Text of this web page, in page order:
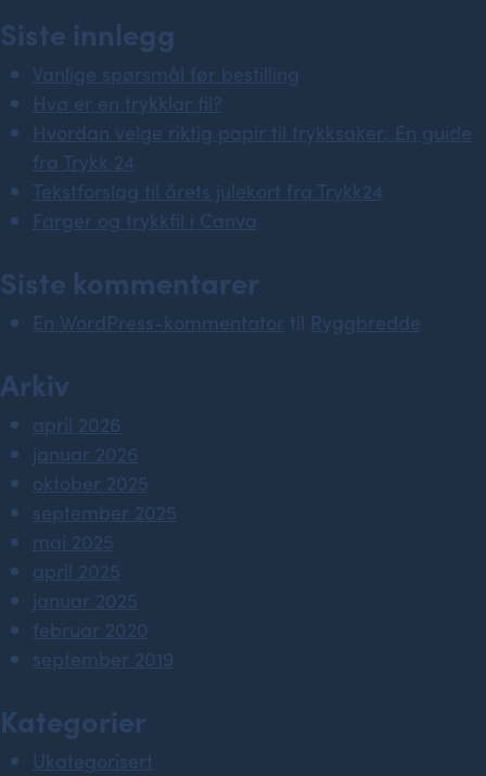
Siste innlegg
Vanlige spørsmål før bestilling
Hva er en trykklar fil?
Hvordan velge riktig papir til trykksaker: En guide
fra Trykk 24
Tekstforslag til årets julekort fra Trykk24
Farger og trykkfil i Canva
Siste kommentarer
En WordPress-kommentator til Ryggbredde
Arkiv
april 2026
januar 2026
oktober 2025
september 2025
mai 2025
april 2025
januar 2025
februar 2020
september 2019
Kategorier
Ukategorisert